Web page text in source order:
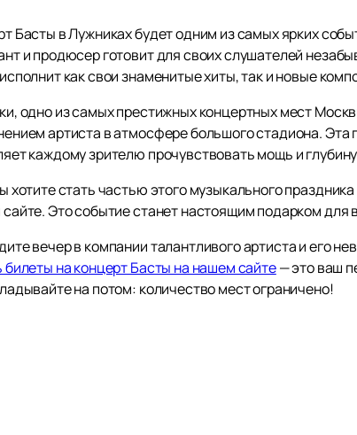
Басты в Лужниках будет одним из самых ярких
и продюсер готовит для своих слушателей
как свои знаменитые хиты, так и новые
одно из самых престижных концертных мест
артиста в атмосфере большого стадиона.
каждому зрителю прочувствовать мощь и
хотите стать частью этого музыкального
Это событие станет настоящим подарком для
вечер в компании талантливого артиста и его
билеты на концерт Басты на нашем сайте— это ваш
на потом: количество мест ограничено!